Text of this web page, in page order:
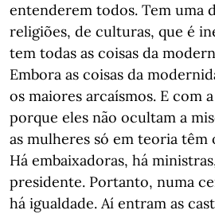
entenderem todos. Tem uma
religiões, de culturas, que é
tem todas as coisas da
Embora as coisas da
os maiores arcaísmos. E com
porque eles não ocultam a
as mulheres só em teoria têm
Há embaixadoras, há
presidente. Portanto, numa
há igualdade. Aí entram as